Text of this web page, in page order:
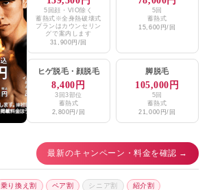
5回顔・VIO除く
蓄熱式※全身熱破壊式
プランはカウンセリン
グで案内します
31,900円/回
5回
蓄熱式
15,600円/回
ヒゲ脱毛・ 顔脱毛
8,400円
3回3部位
蓄熱式
2,800円/回
脚脱毛
105,000円
5回
蓄熱式
21,000円/回
最新のキャンペーン・料金を確認 →
乗り換え割 ペア割 シニア割 紹介割